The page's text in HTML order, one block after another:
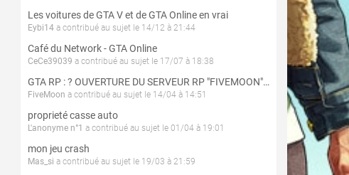
Les voitures de GTA V et de GTA Online en vrai
Eybi14 a contribué au sujet le 14/12 à 21:44
Café du Network - GTA Online
CeCe39039 a contribué au sujet le 17/07 à 18:38
GTA RP : ? OUVERTURE DU SERVEUR RP "FIVEMOON"  ACCÈS LIBRE ?
FiveMoon a contribué au sujet le 14/04 à 14:51
proprieté casse auto
L'anonyme n°1 a contribué au sujet le 01/04 à 19:01
mon jeu crash
Mas_si a contribué au sujet le 19/03 à 21:59